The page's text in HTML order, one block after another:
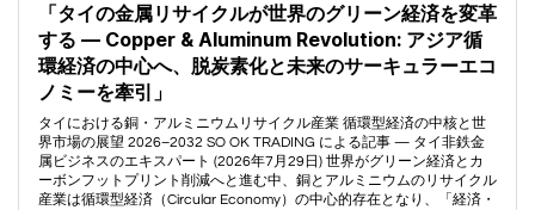
「タイの金属リサイクルが世界のグリーン経済を変革
する — Copper & Aluminum Revolution: アジア循
環経済の中心へ、脱炭素化と未来のサーキュラーエコ
ノミーを牽引」
タイにおける銅・アルミニウムリサイクル産業 循環型経済の中核と世
界市場の展望 2026–2032 SO OK TRADING による記事 — タイ非鉄金
属ビジネスのエキスパート (2026年7月29日) 世界がグリーン経済とカ
ーボンフットプリント削減へと進む中、銅とアルミニウムのリサイクル
産業は循環型経済（Circular Economy）の中心的存在となり、「経済・